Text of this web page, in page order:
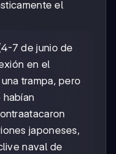
el
7 de junio de
en el
trampa, pero
japoneses,
naval de